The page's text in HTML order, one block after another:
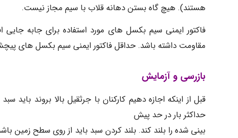
هستند). هیچ گاه بستن دهانه قلاب با سیم مجاز نیست.
مقاومت داشته باشد. حداقل فاکتور ایمنی سیم بکسل های پیچشی
بازرسی و آزمایش
قبل از اینکه اجازه دهیم کارکنان با جرثقیل بالا بروند باید
حداکثر بار در حد پیش
بینی شده را بلند کند. بلند کردن سبد باید از روی سطح زمین